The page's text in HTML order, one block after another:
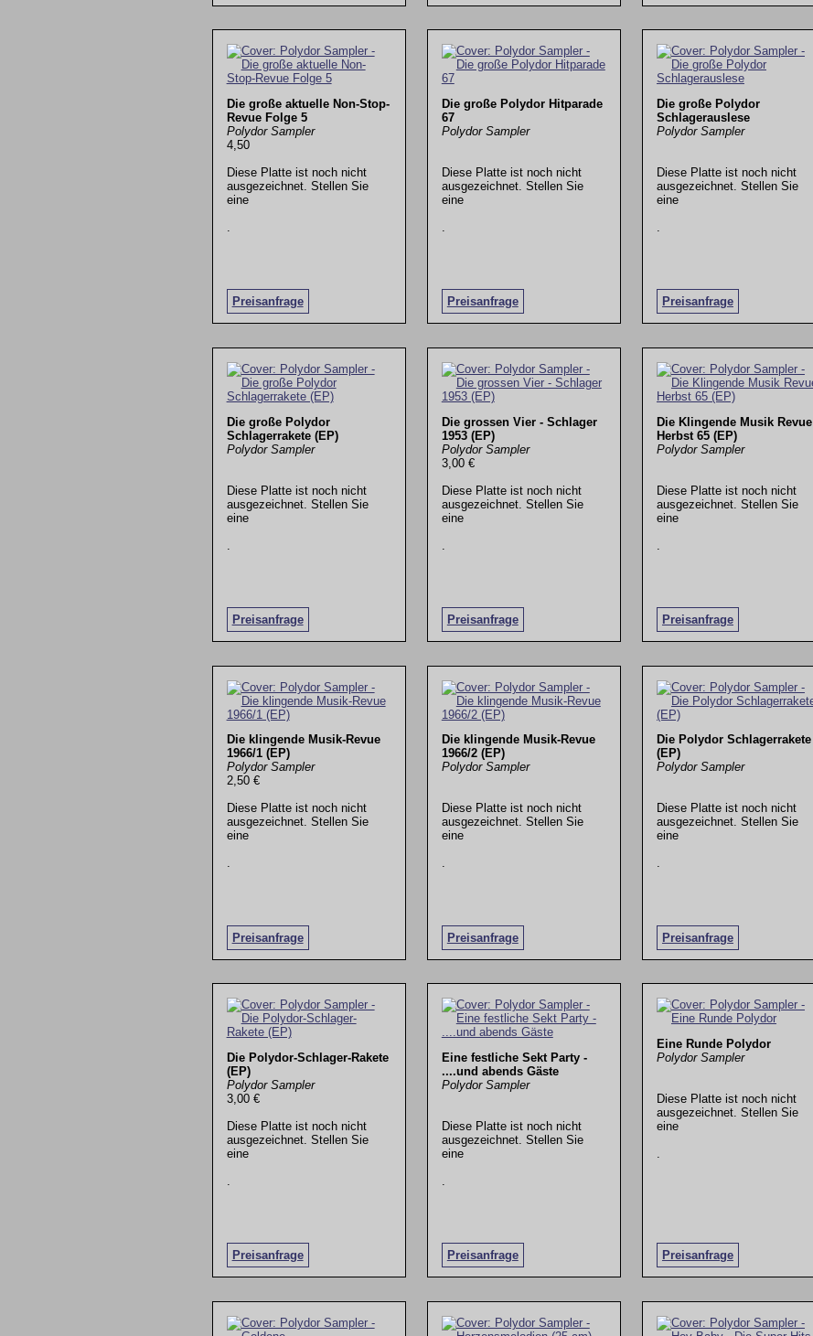
Die große aktuelle Non-Stop-
Revue Folge 5
Polydor Sampler
4,50
Diese Platte ist noch nicht
ausgezeichnet. Stellen Sie
eine
Preisanfrage
.
Die große Polydor Hitparade
67
Polydor Sampler
Diese Platte ist noch nicht
ausgezeichnet. Stellen Sie
eine
Preisanfrage
.
Die große Polydor
Schlagerauslese
Polydor Sampler
Diese Platte ist noch nicht
ausgezeichnet. Stellen Sie
eine
Preisanfrage
.
Die große Polydor
Schlagerrakete (EP)
Polydor Sampler
Diese Platte ist noch nicht
ausgezeichnet. Stellen Sie
eine
Preisanfrage
Die grossen Vier - Schlager
1953 (EP)
Polydor Sampler
3,00 €
Diese Platte ist noch nicht
ausgezeichnet. Stellen Sie
eine
Preisanfrage
Die Klingende Musik Revue
Herbst 65 (EP)
Polydor Sampler
Diese Platte ist noch nicht
ausgezeichnet. Stellen Sie
eine
Preisanfrage
Die klingende Musik-Revue
1966/1 (EP)
Polydor Sampler
2,50 €
Diese Platte ist noch nicht
ausgezeichnet. Stellen Sie
eine
Preisanfrage
.
Die klingende Musik-Revue
1966/2 (EP)
Polydor Sampler
Diese Platte ist noch nicht
ausgezeichnet. Stellen Sie
eine
Preisanfrage
.
Die Polydor Schlagerrakete
(EP)
Polydor Sampler
Diese Platte ist noch nicht
ausgezeichnet. Stellen Sie
eine
Preisanfrage
.
Die Polydor-Schlager-Rakete
(EP)
Polydor Sampler
3,00 €
Diese Platte ist noch nicht
ausgezeichnet. Stellen Sie
eine
Preisanfrage
Eine festliche Sekt Party -
....und abends Gäste
Polydor Sampler
Diese Platte ist noch nicht
ausgezeichnet. Stellen Sie
eine
Preisanfrage
Eine Runde Polydor
Polydor Sampler
Diese Platte ist noch nicht
ausgezeichnet. Stellen Sie
eine
Preisanfrage